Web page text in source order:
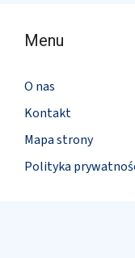
Menu
O nas
Kontakt
Mapa strony
Polityka